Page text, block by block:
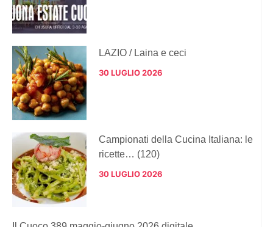
LAZIO / Laina e ceci
30 LUGLIO 2026
Campionati della Cucina Italiana: le
ricette… (120)
30 LUGLIO 2026